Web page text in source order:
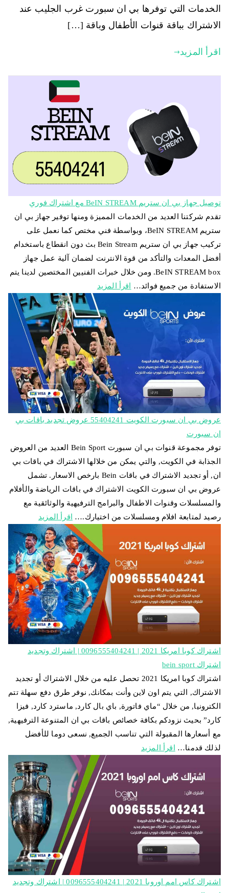
الخدمات التي توفرها بي ان سبورت غرب الجليب عند
الاشتراك بباقة قنوات الأطفال وباقة […]
اقرأ المزيد
توصيل جهاز بي ان ستريم BeIN STREAM مع اشتراك فوري
تقدم شركتنا العديد من الخدمات المميزة ومنها توفير جهاز بي ان
ستريم BeIN STREAM، وبواسطة فني مختص كما نعمل على
تركيب جهاز بي ان ستريم Bein Stream بث دون انقطاع باستخدام
أفضل المعدات والتأكد من قوة الانترنت لضمان آلية عمل جهاز
BeIN STREAM box. ومن خلال خبرات الفنيين المختصين لدينا يتم
الاستفادة من جميع فوائد…
اقرأ المزيد
عروض بي ان سبورت الكويت 55404241 عروض تجديد باقات بي
ان سبورت
توفر مجموعة قنوات بي ان سبورت Bein Sport العديد من العروض
الجذابة في الكويت, والتي يمكن من خلالها الاشتراك في باقات بي
ان, أو تجديد الاشتراك في باقات Bein بارخص الاسعار. تشمل
عروض بي ان سبورت الكويت الاشتراك في باقات الرياضة والأفلام
والمسلسلات وقنوات الاطفال والبرامج الترفيهية والوثائقية مع
رصيد لمتابعة افلام ومسلسلات من اختيارك.…
اقرأ المزيد
اشتراك كوبا امريكا 2021 | 0096555404241 | اشتراك وتجديد
اشتراك bein sport
اشتراك كوبا امريكا 2021 تحصل عليه من خلال الاشتراك أو تجديد
الاشتراك, التي يتم اون لاين وأنت بمكانك, نوفر طرق دفع سهلة تتم
الكترونيا, من خلال “ماي فاتورة, باي بال كارد, ماسترد كارد, فيزا
كارد” بحيث نزودكم بكافة خصائص باقات بي ان المتنوعة الترفيهية,
مع أسعارها المقبولة التي تناسب الجميع, نسعى دوما للأفضل
لذلك قدمنا…
اقرأ المزيد
اشتراك كاس امم اوروبا 2021 | 0096555404241 | اشتراك وتجديد